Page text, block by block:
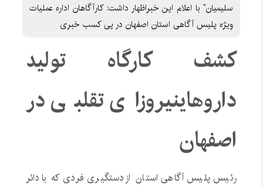
سلیمیان” با اعلام این خبراظهار داشت: کارآگاهان اداره عملیات
ویژه پلیس آگاهی استان اصفهان در پی کسب خبری
کشف کارگاه تولید
داروهاینیروزای تقلبی در
اصفهان
رئیس پلیس آگاهی استان از دستگیری فردی که با دائر